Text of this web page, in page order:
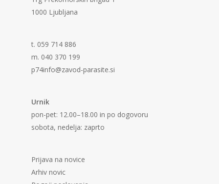
1000 Ljubljana
t. 059 714 886
m. 040 370 199
p74info@zavod-parasite.si
Urnik
pon-pet: 12.00–18.00 in po dogovoru
sobota, nedelja: zaprto
Prijava na novice
Arhiv novic